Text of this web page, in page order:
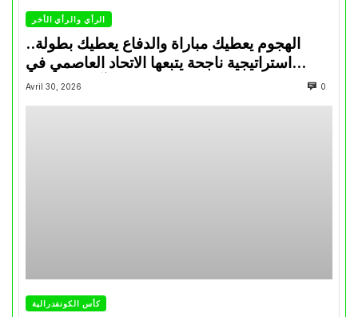
الرأي والرأي الأخر
الهجوم يعطيك مباراة والدفاع يعطيك بطولة..
استراتيجية ناجحة يتبعها الاتحاد العاصمي في
تتويجاته آخر السنوات
Avril 30, 2026 0
كأس الكونفدرالية